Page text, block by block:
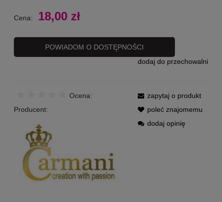
Cena: 18,00 zł
POWIADOM O DOSTĘPNOŚCI
dodaj do przechowalni
Ocena:
Producent:
zapytaj o produkt
poleć znajomemu
dodaj opinię